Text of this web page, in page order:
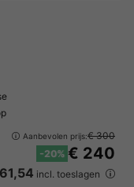
Aanbevolen prijs:€ 300
-20% € 240
incl. toeslagen